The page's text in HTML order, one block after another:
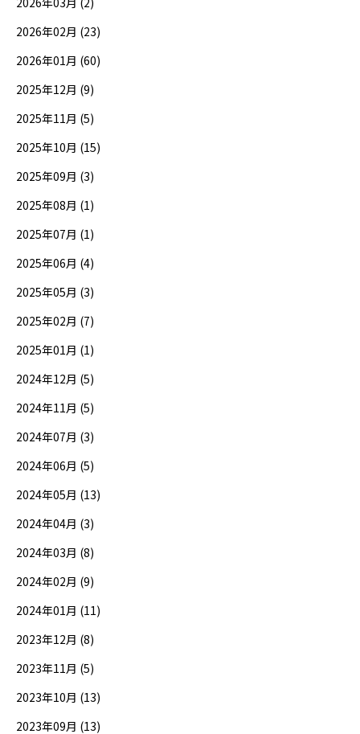
2026年02月 (23)
2026年01月 (60)
2025年12月 (9)
2025年11月 (5)
2025年10月 (15)
2025年09月 (3)
2025年08月 (1)
2025年07月 (1)
2025年06月 (4)
2025年05月 (3)
2025年02月 (7)
2025年01月 (1)
2024年12月 (5)
2024年11月 (5)
2024年07月 (3)
2024年06月 (5)
2024年05月 (13)
2024年04月 (3)
2024年03月 (8)
2024年02月 (9)
2024年01月 (11)
2023年12月 (8)
2023年11月 (5)
2023年10月 (13)
2023年09月 (13)